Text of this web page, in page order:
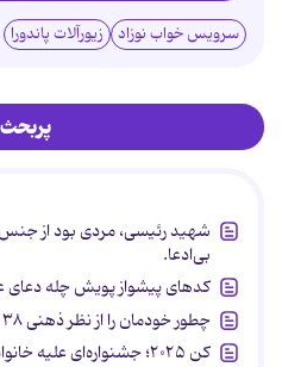
سرویس خواب نوزاد زیورآلات پاندورا
شهید رئیسی، مردی بود از جنس
بی‌ادعا.
کدهای پیشواز پویش چله دعای
چطور خودمان را از نظر ذهنی ۳۸ برابر قوی‌تر کنیم؟
کن ۲۰۲۵؛ جشنواره‌ای علیه خانواده